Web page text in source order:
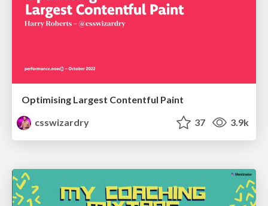
Optimising Largest Contentful Paint
csswizardry
37 3.9k